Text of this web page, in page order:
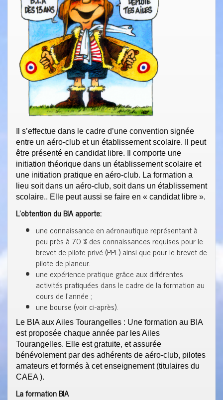
Il s’effectue dans le cadre d’une convention signée
entre un aéro-club et un établissement scolaire. Il peut
être présenté en candidat libre. Il comporte une
initiation théorique dans un établissement scolaire et
une initiation pratique en aéro-club. La formation a
lieu soit dans un aéro-club, soit dans un établissement
scolaire.. Elle peut aussi se faire en « candidat libre ».​
L’obtention du BIA apporte:
une connaissance en aéronautique représentant à
peu près à 70 % des connaissances requises pour le
brevet de pilote privé (PPL) ainsi que pour le brevet de
pilote de planeur.
une expérience pratique grâce aux différentes
activités pratiquées dans le cadre de la formation au
cours de l’année ;
une bourse (voir ci-après).
Le BIA aux Ailes Tourangelles : Une formation au BIA
est proposée chaque année par les Ailes
Tourangelles. Elle est gratuite, et assurée
bénévolement par des adhérents de aéro-club, pilotes
amateurs et formés à cet enseignement (titulaires du
CAEA ).​
La formation BIA